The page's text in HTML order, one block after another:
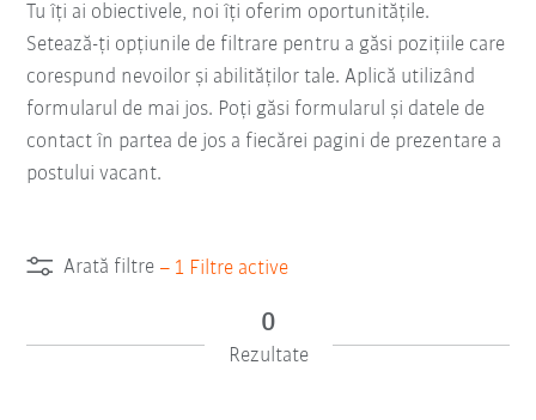
Tu îți ai obiectivele, noi îți oferim oportunitățile.
Setează-ți opțiunile de filtrare pentru a găsi pozițiile care
corespund nevoilor și abilităților tale. Aplică utilizând
formularul de mai jos. Poți găsi formularul și datele de
contact în partea de jos a fiecărei pagini de prezentare a
postului vacant.
Arată filtre – 1 Filtre active
0
Rezultate